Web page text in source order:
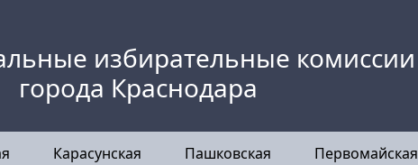
избирательные комиссии
города Краснодара
Карасунская Пашковская Первомайская